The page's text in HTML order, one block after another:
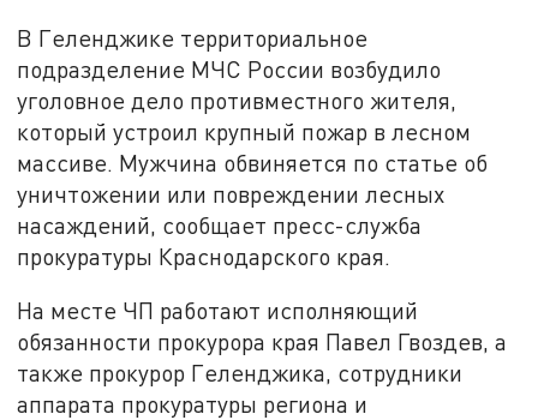
В Геленджике территориальное
подразделение МЧС России возбудило
уголовное дело противместного жителя,
который устроил крупный пожар в лесном
массиве. Мужчина обвиняется по статье об
уничтожении или повреждении лесных
насаждений, сообщает пресс-служба
прокуратуры Краснодарского края.
На месте ЧП работают исполняющий
обязанности прокурора края Павел Гвоздев, а
также прокурор Геленджика, сотрудники
аппарата прокуратуры региона и